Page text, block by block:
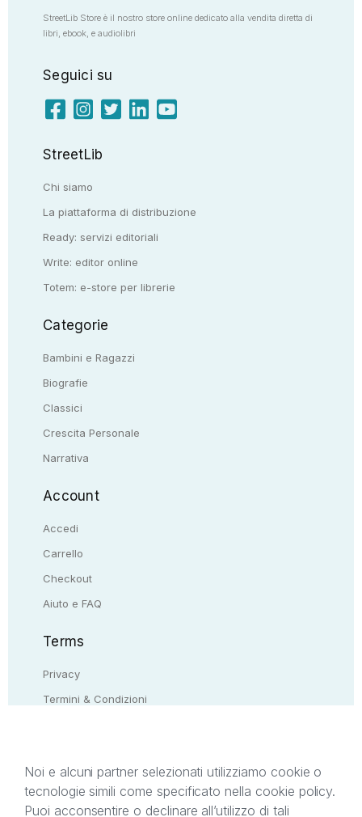
StreetLib Store è il nostro store online dedicato alla vendita diretta di
libri, ebook, e audiolibri
Seguici su
StreetLib
Chi siamo
La piattaforma di distribuzione
Ready: servizi editoriali
Write: editor online
Totem: e-store per librerie
Categorie
Bambini e Ragazzi
Biografie
Classici
Crescita Personale
Narrativa
Account
Accedi
Carrello
Checkout
Aiuto e FAQ
Terms
Privacy
Termini & Condizioni
Il presente sito web è di proprietà di StreetLib S.r.l.
Noi e alcuni partner selezionati utilizziamo cookie o
tecnologie simili come specificato nella cookie policy.
Puoi acconsentire o declinare all’utilizzo di tali